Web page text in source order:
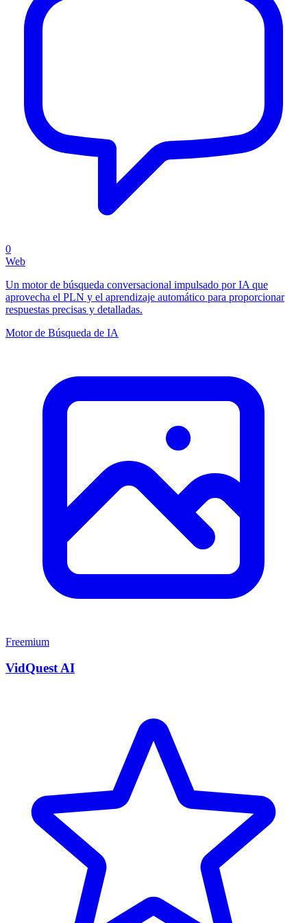
0
Web
Un motor de búsqueda conversacional impulsado por IA que
aprovecha el PLN y el aprendizaje automático para proporcionar
respuestas precisas y detalladas.
Motor de Búsqueda de IA
Freemium
VidQuest AI